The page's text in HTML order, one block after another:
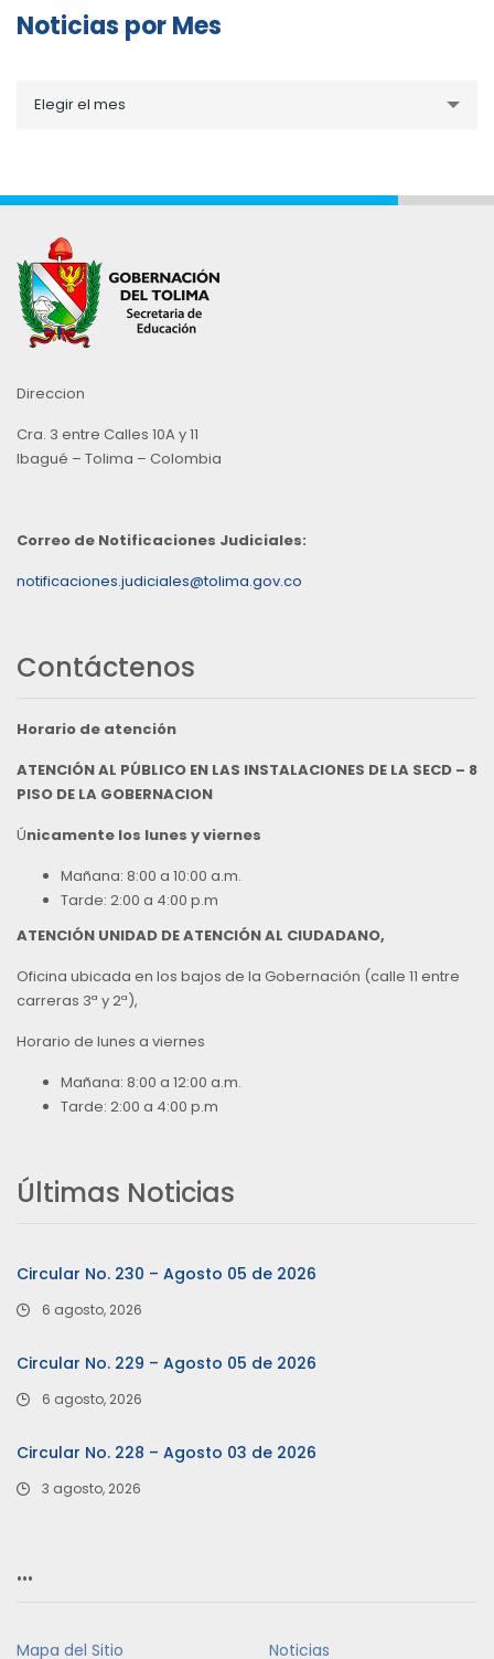
Noticias por Mes
porElegir el mes
Direccion
Cra. 3 entre Calles 10A y 11
Ibagué – Tolima – Colombia
Correo de Notificaciones Judiciales:
notificaciones.judiciales@tolima.gov.co
Contáctenos
Horario de atención
ATENCIÓN AL PÚBLICO EN LAS INSTALACIONES DE LA SECD – 8
PISO DE LA GOBERNACION
Únicamente los lunes y viernes
Mañana: 8:00 a 10:00 a.m.
Tarde: 2:00 a 4:00 p.m
ATENCIÓN UNIDAD DE ATENCIÓN AL CIUDADANO,
Oficina ubicada en los bajos de la Gobernación (calle 11 entre
carreras 3ª y 2ª),
Horario de lunes a viernes
Mañana: 8:00 a 12:00 a.m.
Tarde: 2:00 a 4:00 p.m
Últimas Noticias
Circular No. 230 – Agosto 05 de 2026
6 agosto, 2026
Circular No. 229 – Agosto 05 de 2026
6 agosto, 2026
Circular No. 228 – Agosto 03 de 2026
3 agosto, 2026
…
Mapa del Sitio Noticias